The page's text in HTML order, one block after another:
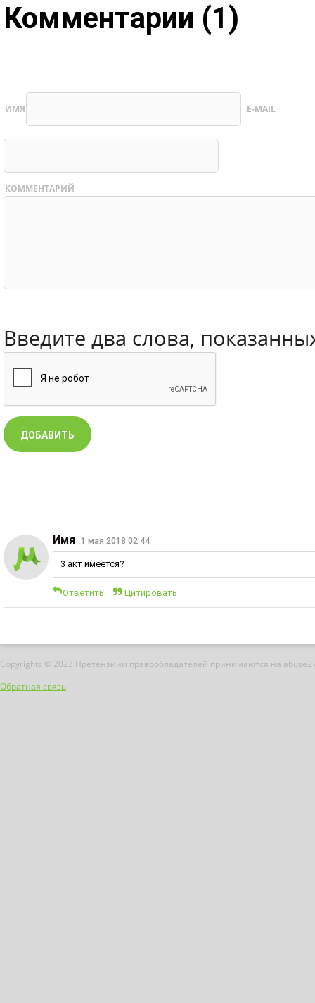
Комментарии (1)
ИМЯ E-MAIL
КОММЕНТАРИЙ
Введите два слова,
Имя 1 мая 2018 02:44
3 акт имеется?
Ответить Цитировать
Copyrights © 2023 Претензиии правообладателей принимаются на
Обратная связь